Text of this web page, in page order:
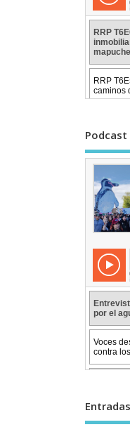
Podcast